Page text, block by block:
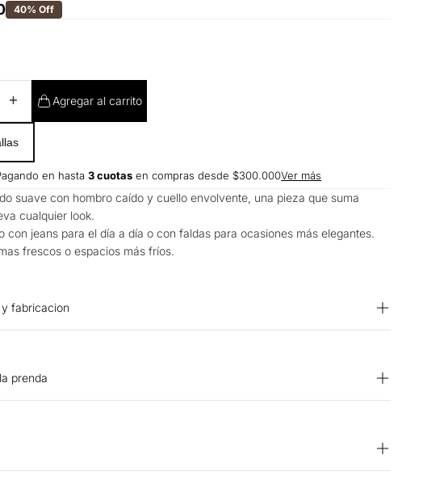
40% Off
Aumentar cantidad
Agregar al carrito
en hasta3 cuotas en compras desde $300.000Ver más
suave con hombro caído y cuello envolvente, una pieza que suma
cualquier look.
con jeans para el día a día o con faldas para ocasiones más elegantes.
frescos o espacios más fríos.
fabricacion
prenda
extendido por escurrimiento a la sombra. OTROS: No remojar.